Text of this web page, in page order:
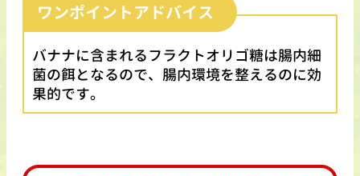
ワンポイントアドバイス
バナナに含まれるフラクトオリゴ糖は腸内細
菌の餌となるので、腸内環境を整えるのに効
果的です。